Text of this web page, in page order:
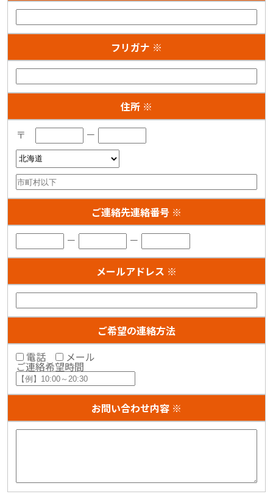
フリガナ ※
住所 ※
〒
－
ご連絡先連絡番号 ※
－
－
メールアドレス ※
ご希望の連絡方法
電話
メール
ご連絡希望時間
お問い合わせ内容 ※